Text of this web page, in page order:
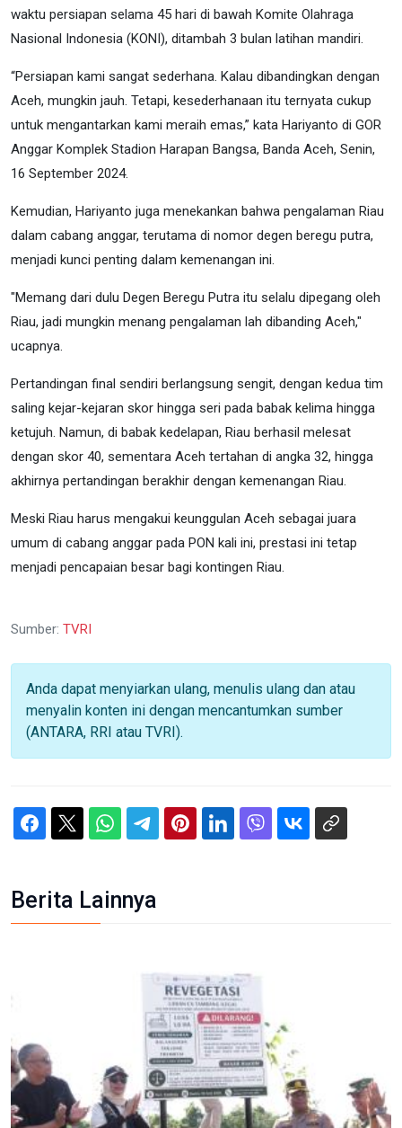
waktu persiapan selama 45 hari di bawah Komite Olahraga
Nasional Indonesia (KONI), ditambah 3 bulan latihan mandiri.
“Persiapan kami sangat sederhana. Kalau dibandingkan dengan
Aceh, mungkin jauh. Tetapi, kesederhanaan itu ternyata cukup
untuk mengantarkan kami meraih emas,” kata Hariyanto di GOR
Anggar Komplek Stadion Harapan Bangsa, Banda Aceh, Senin,
16 September 2024.
Kemudian, Hariyanto juga menekankan bahwa pengalaman Riau
dalam cabang anggar, terutama di nomor degen beregu putra,
menjadi kunci penting dalam kemenangan ini.
"Memang dari dulu Degen Beregu Putra itu selalu dipegang oleh
Riau, jadi mungkin menang pengalaman lah dibanding Aceh,"
ucapnya.
Pertandingan final sendiri berlangsung sengit, dengan kedua tim
saling kejar-kejaran skor hingga seri pada babak kelima hingga
ketujuh. Namun, di babak kedelapan, Riau berhasil melesat
dengan skor 40, sementara Aceh tertahan di angka 32, hingga
akhirnya pertandingan berakhir dengan kemenangan Riau.
Meski Riau harus mengakui keunggulan Aceh sebagai juara
umum di cabang anggar pada PON kali ini, prestasi ini tetap
menjadi pencapaian besar bagi kontingen Riau.
Sumber: TVRI
Anda dapat menyiarkan ulang, menulis ulang dan atau
menyalin konten ini dengan mencantumkan sumber
(ANTARA, RRI atau TVRI).
Berita Lainnya